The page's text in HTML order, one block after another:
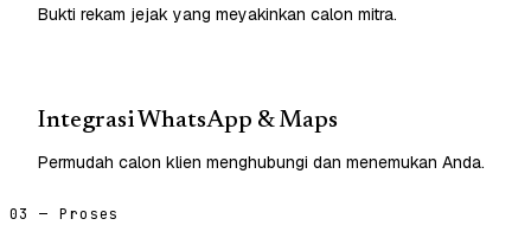
Bukti rekam jejak yang meyakinkan calon mitra.
Integrasi WhatsApp & Maps
Permudah calon klien menghubungi dan menemukan Anda.
03 — Proses